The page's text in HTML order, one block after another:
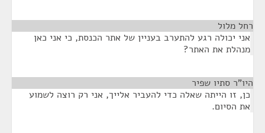
רחל מלול
אני יכולה רגע להתערב בעניין של אתר הכנסת, כי אני כאן
מנהלת את האתר?
היו"ר סתיו שפיר
כן, זו הייתה שאלה כדי להעביר אלייך, אני רק רוצה לשמוע
את הסיום.